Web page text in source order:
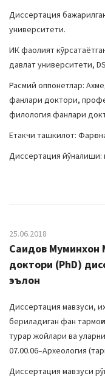
Диссертация
университети.
ИК фаолият
давлат университети,
Расмий оппонетлар:
фанлари доктори,
филология фанлари
Етакчи ташкилот:
Диссертация йўналиши:
25.06.2018
Саидов Муминхон
доктори (PhD)
эълон
Диссертация мавзуси,
бериладиган фан
турар жойлари ва
07.00.06–Археология
Диссертация мавзуси